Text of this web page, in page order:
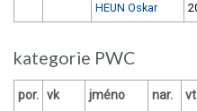
HEUN Oskar
kategorie PWC
por. vk jméno nar. vt